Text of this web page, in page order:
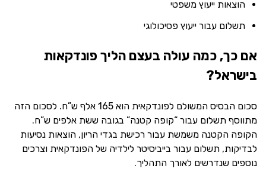
הוצאות ייעוץ משפטי
תשלום עבור ייעוץ פסיכולוגי
אם כך, כמה עולה בעצם הליך פונדקאות
בישראל?
סכום הבסיס המשולם לפונדקאית הוא 165 אלף ש”ח. לסכום הזה
מתווסף תשלום עבור “קופה קטנה” בגובה ששת אלפים ש”ח.
הקופה הקטנה משמשת עבור רכישת בגדי הריון, הוצאות נסיעות
לבדיקות, תשלום עבור בייביסיטר לילדיה של הפונדקאית וצרכים
נוספים שנדרשים לאורך התהליך.